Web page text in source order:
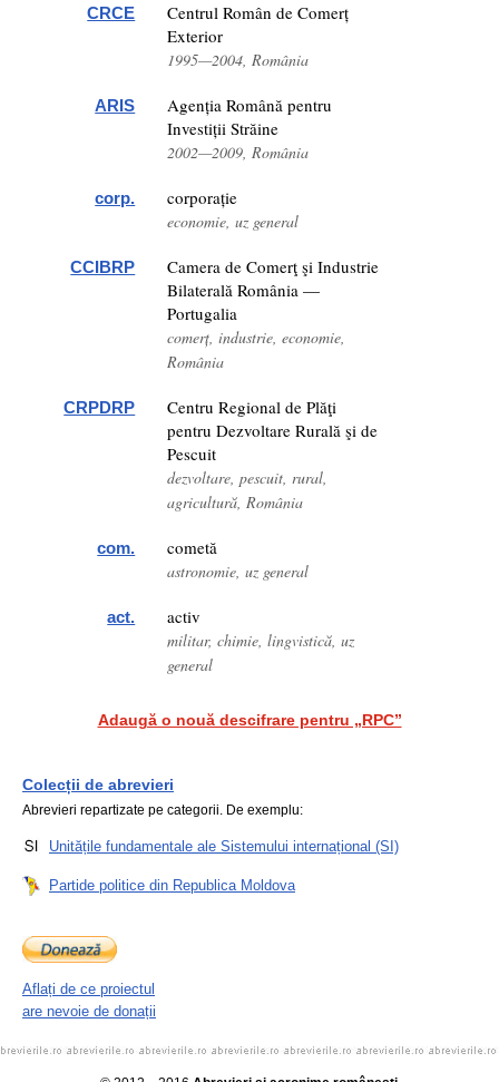
CRCE
Centrul Român de Comerț
Exterior
1995—2004, România
ARIS
Agenția Română pentru
Investiții Străine
2002—2009, România
corp. corporație
economie, uz general
CCIBRP
Camera de Comerţ şi Industrie
Bilaterală România —
Portugalia
comerț, industrie, economie,
România
CRPDRP
Centru Regional de Plăţi
pentru Dezvoltare Rurală şi de
Pescuit
dezvoltare, pescuit, rural,
agricultură, România
com. cometă
astronomie, uz general
act. activ
militar, chimie, lingvistică, uz
general
Adaugă o nouă descifrare pentru „RPC”
Colecții de abrevieri
Abrevieri repartizate pe categorii. De exemplu:
Unitățile fundamentale ale Sistemului internațional (SI)
Partide politice din Republica Moldova
Aflați de ce proiectul
are nevoie de donații